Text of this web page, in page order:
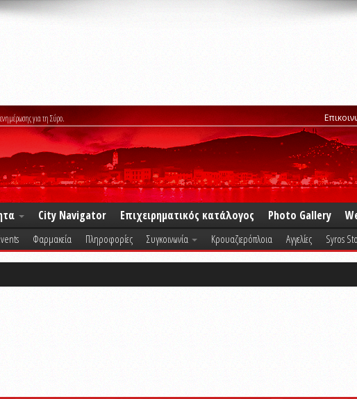
για τη Σύρο.
City Navigator Επιχειρηματικός κατάλογος Photo Gallery
Φαρμακεία Πληροφορίες Συγκοινωνία Κρουαζιερόπλοια Αγγελίες Syros